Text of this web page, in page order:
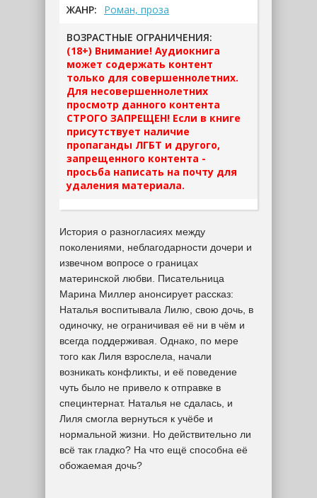
ЖАНР: Роман, проза
ВОЗРАСТНЫЕ ОГРАНИЧЕНИЯ:
(18+) Внимание! Аудиокнига
может содержать контент
только для совершеннолетних.
Для несовершеннолетних
просмотр данного контента
СТРОГО ЗАПРЕЩЕН! Если в книге
присутствует наличие
пропаганды ЛГБТ и другого,
запрещенного контента -
просьба написать на почту для
удаления материала.
История о разногласиях между
поколениями, неблагодарности дочери и
извечном вопросе о границах
материнской любви. Писательница
Марина Миллер анонсирует рассказ:
Наталья воспитывала Лилю, свою дочь, в
одиночку, не ограничивая её ни в чём и
всегда поддерживая. Однако, по мере
того как Лиля взрослела, начали
возникать конфликты, и её поведение
чуть было не привело к отправке в
специнтернат. Наталья не сдалась, и
Лиля смогла вернуться к учёбе и
нормальной жизни. Но действительно ли
всё так гладко? На что ещё способна её
обожаемая дочь?